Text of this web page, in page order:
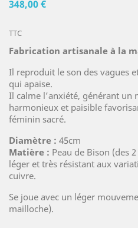
348,00 €
TTC
Fabrication artisanale à la
Il reproduit le son des vagues
qui apaise.
Il calme l’anxiété, générant un
harmonieux et paisible
féminin sacré.
Diamètre : 45cm
Matière : Peau de Bison (des
léger et très résistant aux
cuivre.
Se joue avec un léger
mailloche).